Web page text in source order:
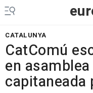
CATALUNYA
CatComú
en
capitaneada